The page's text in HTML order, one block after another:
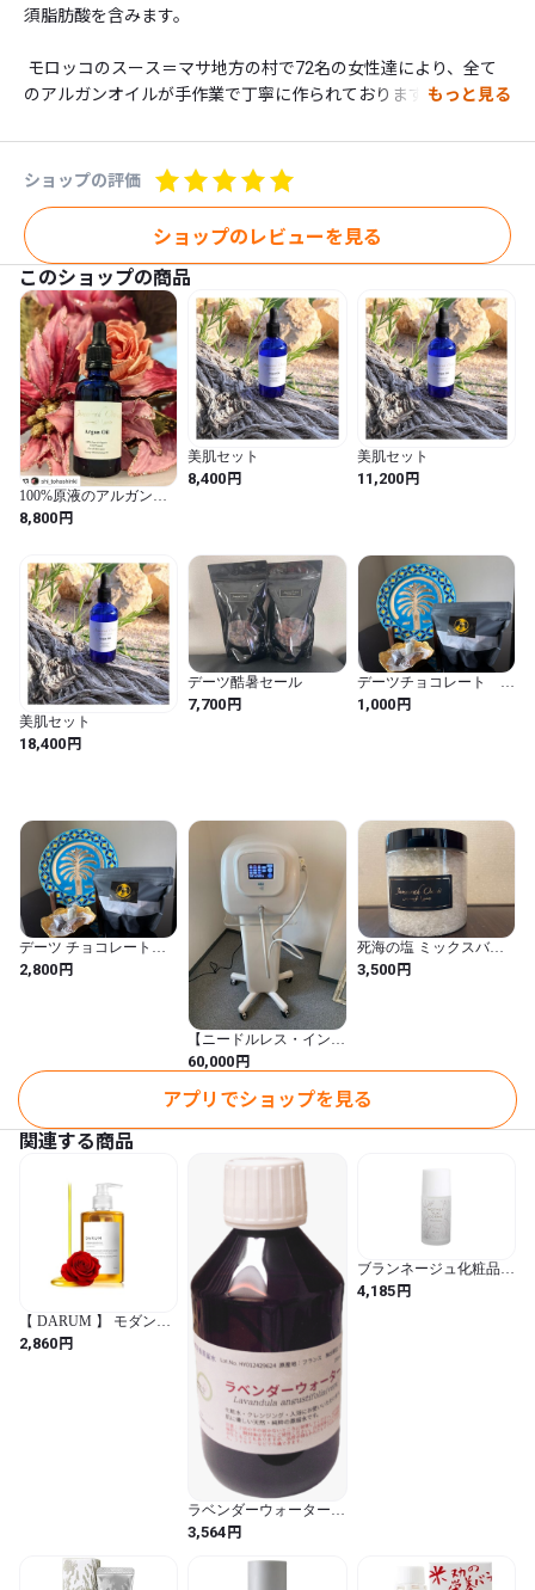
須脂肪酸を含みます。
モロッコのスース＝マサ地方の村で72名の女性達により、全て
のアルガンオイルが手作業で丁寧に作られております。売り上げ
ルガンの木をまた植える環境支援にもなっております。
ニック認証、フェアトレード認証、サステイナブル（持続可能）
な原料使用、すべてをクリアした100%原液です。現地生産者か
ら直接買い付けているので、安心の価格と品質でお買い求め頂け
ます。是非違いを実感して下さい。
---------------------------------------------------------------------------------
---------
【使用方法】2滴〜3滴を手に取り、洗顔後のお顔の乾燥が気にな
る部分にじっくり馴染ませてご使用下さい。その後、化粧水、乳
液、クリームなどもご使用頂けます。お顔以外にもお身体・髪・
頭皮・爪のケアにもお使い頂けます。
【内容量】50ml
【全成分】アルガニアスピノサ核油（ECOCERTオーガニック認
証）
【原産国】モロッコ
【注意事項】
・お肌に異常が生じていないかよく注意して使用してください。
お肌に合わないときはご使用をお止めください。
もっと見る
ショップの評価
ショップのレビューを見る
このショップの商品
100%原液のアルガンオ
イル&死海のスクラブ特
別セット
8,800円
美肌セット
8,400円
美肌セット
11,200円
美肌セット
18,400円
デーツ酷暑セール
7,700円
デーツチョコレート
(100g)
1,000円
デーツ チョコレート
(300g)
2,800円
【ニードルレス・インジ
ェクター】お得な回数券
60,000円
死海の塩 ミックスバス
ソルト【クラシック
300g+アロマ200g】
3,500円
アプリでショップを見る
関連する商品
【 DARUM 】 モダンロ
ーズ (300ml) ベースオイ
ル：ライスブランオイル
2,860円
ラベンダーウォーター
（250ml）
3,564円
ブランネージュ化粧品
ATオイル 天然オレンジ
ラフィー油100%
4,185円